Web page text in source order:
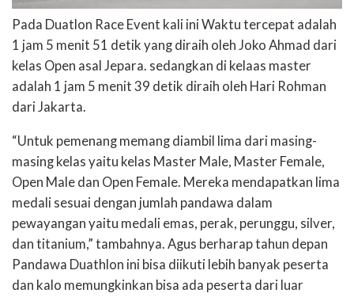
Pada Duatlon Race Event kali ini Waktu tercepat adalah
1 jam 5 menit 51 detik yang diraih oleh Joko Ahmad dari
kelas Open asal Jepara. sedangkan di kelaas master
adalah 1 jam 5 menit 39 detik diraih oleh Hari Rohman
dari Jakarta.
“Untuk pemenang memang diambil lima dari masing-
masing kelas yaitu kelas Master Male, Master Female,
Open Male dan Open Female. Mereka mendapatkan lima
medali sesuai dengan jumlah pandawa dalam
pewayangan yaitu medali emas, perak, perunggu, silver,
dan titanium,” tambahnya. Agus berharap tahun depan
Pandawa Duathlon ini bisa diikuti lebih banyak peserta
dan kalo memungkinkan bisa ada peserta dari luar